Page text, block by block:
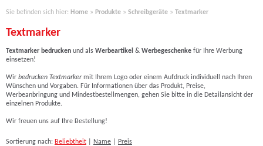
Sie befinden sich hier: Home » Produkte » Schreibgeräte » Textmarker
Textmarker
Textmarker bedrucken und als Werbeartikel & Werbegeschenke für Ihre Werbung
einsetzen!
Wir bedrucken Textmarker mit Ihrem Logo oder einem Aufdruck individuell nach Ihren
Wünschen und Vorgaben. Für Informationen über das Produkt, Preise,
Werbeanbringung und Mindestbestellmengen, gehen Sie bitte in die Detailansicht der
einzelnen Produkte.
Wir freuen uns auf Ihre Bestellung!
Sortierung nach: Beliebtheit Name
Preis